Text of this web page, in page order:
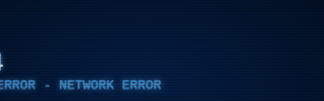
- NETWORK ERROR